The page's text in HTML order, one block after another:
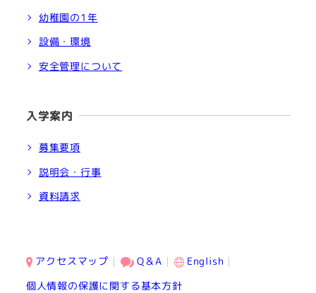
幼稚園の1年
設備・環境
安全管理について
入学案内
募集要項
説明会・行事
資料請求
アクセスマップ Q＆A
English
個人情報の保護に関する基本方針